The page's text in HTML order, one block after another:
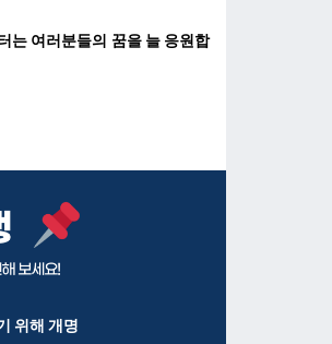
는 여러분들의 꿈을 늘 응원합
위해 개명